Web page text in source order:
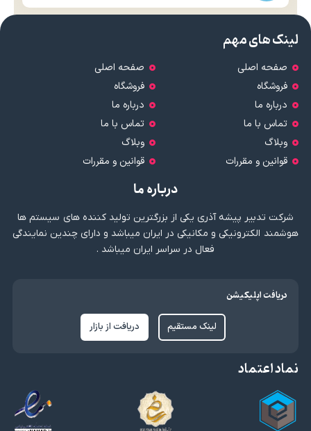
لینک های مهم
صفحه اصلی
فروشگاه
درباره ما
تماس با ما
وبلاگ
قوانین و مقررات
صفحه اصلی
فروشگاه
درباره ما
تماس با ما
وبلاگ
قوانین و مقررات
درباره ما
شرکت تدبیر پیشه آذری یکی از بزرگترین تولید کننده های سیستم ها
هوشمند الکترونیکی و مکانیکی در ایران میباشد و دارای چندین نمایندگی
فعال در سراسر ایران میباشد .
دریافت اپلیکیشن
لینک مستقیم دریافت از بازار
نماد اعتماد